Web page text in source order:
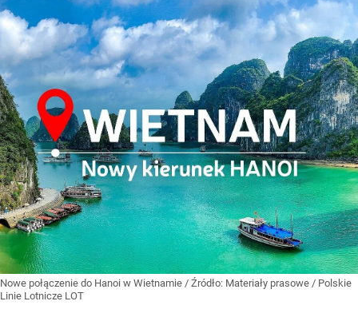
Nowe połączenie do Hanoi w Wietnamie / Źródło: Materiały prasowe / Polskie
Linie Lotnicze LOT